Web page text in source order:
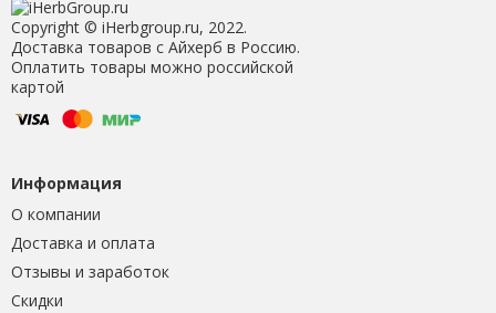
Copyright © iHerbgroup.ru, 2022.
Доставка товаров с Айхерб в Россию.
Оплатить товары можно российской
картой
Информация
О компании
Доставка и оплата
Отзывы и заработок
Скидки